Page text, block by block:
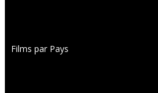
Films par Pays